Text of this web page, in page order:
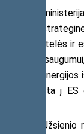
reikalų
laikytis
aikštelės ir
visos ES
elektros
būtų įtraukta į
svarbos,